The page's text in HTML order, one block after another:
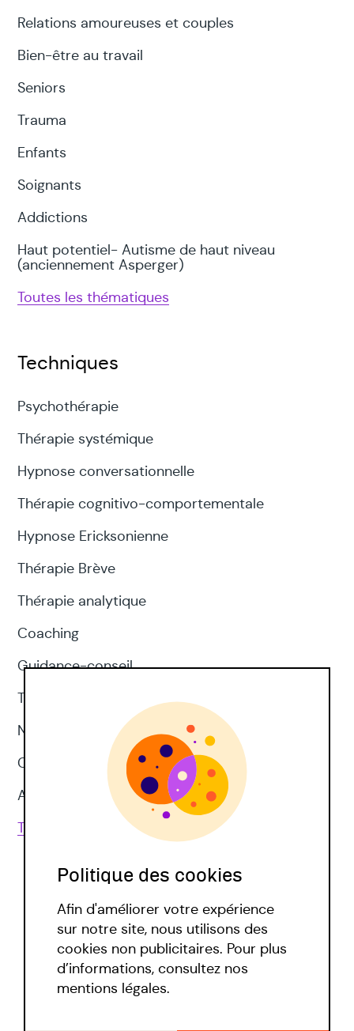
Relations amoureuses et couples
Bien-être au travail
Seniors
Trauma
Enfants
Soignants
Addictions
Haut potentiel- Autisme de haut niveau
(anciennement Asperger)
Toutes les thématiques
Techniques
Psychothérapie
Thérapie systémique
Hypnose conversationnelle
Thérapie cognitivo-comportementale
Hypnose Ericksonienne
Thérapie Brève
Thérapie analytique
Coaching
Guidance-conseil
Thérapie d'acceptation et d'engagement
Neuropsychologie
CNV
Approches corporelles
Toutes les techniques
Politique covid
Politique des cookies
Afin d'améliorer votre expérience
sur notre site, nous utilisons des
cookies non publicitaires. Pour plus
d’informations, consultez nos
mentions légales.